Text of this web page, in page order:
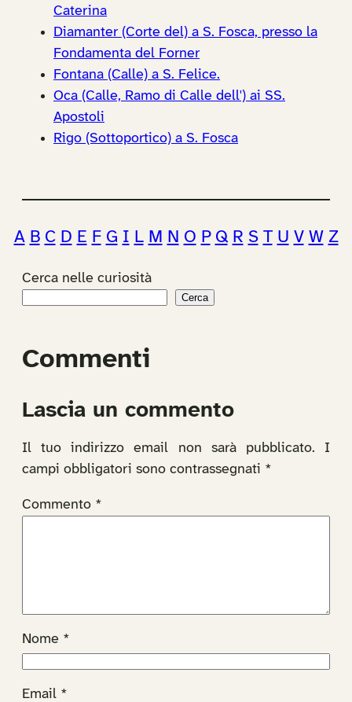
Caterina
Diamanter (Corte del) a S. Fosca, presso la
Fondamenta del Forner
Fontana (Calle) a S. Felice.
Oca (Calle, Ramo di Calle dell') ai SS.
Apostoli
Rigo (Sottoportico) a S. Fosca
A B C D E F G I L M N O P Q R S T U V W Z
Cerca nelle curiosità
Cerca
Commenti
Lascia un commento
Il tuo indirizzo email non sarà pubblicato.
I
campi obbligatori sono contrassegnati *
Commento *
Nome *
Email *